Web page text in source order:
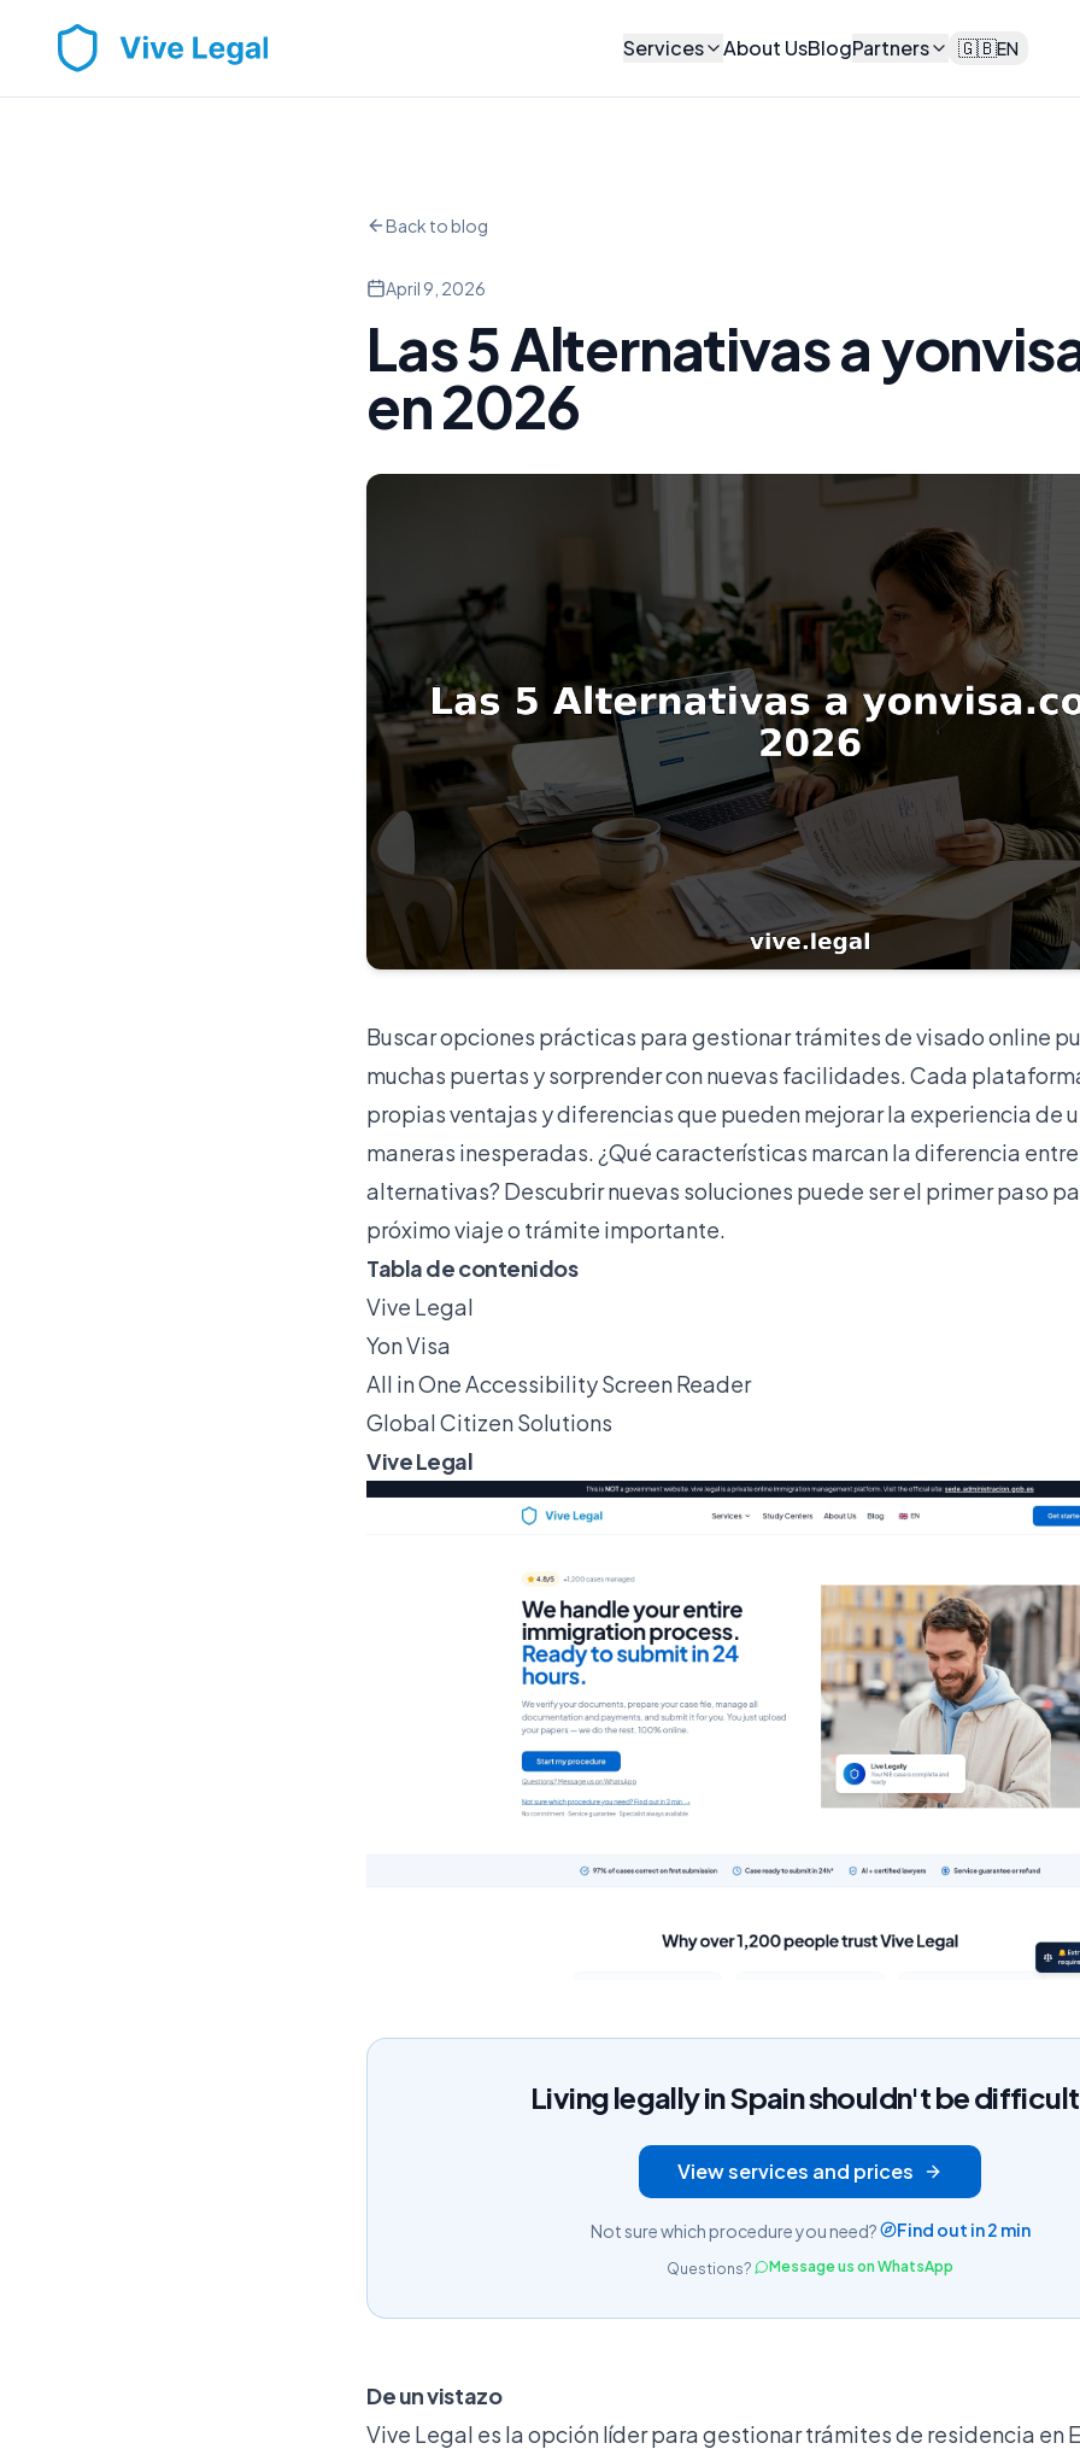
Services About UsBlogPartners 🇬🇧EN
Back to blog
April 9, 2026
Las 5 Alternativas a
en 2026
Buscar opciones prácticas para gestionar trámites de visado online
muchas puertas y sorprender con nuevas facilidades. Cada
propias ventajas y diferencias que pueden mejorar la experiencia de
maneras inesperadas. ¿Qué características marcan la diferencia
alternativas? Descubrir nuevas soluciones puede ser el primer paso
próximo viaje o trámite importante.
Tabla de contenidos
Vive Legal
Yon Visa
All in One Accessibility Screen Reader
Global Citizen Solutions
Vive Legal
Living legally in Spain shouldn't be
View services and prices
Not sure which procedure you need? Find out in 2 min
Questions? Message us on WhatsApp
De un vistazo
Vive Legal es la opción líder para gestionar trámites de residencia en